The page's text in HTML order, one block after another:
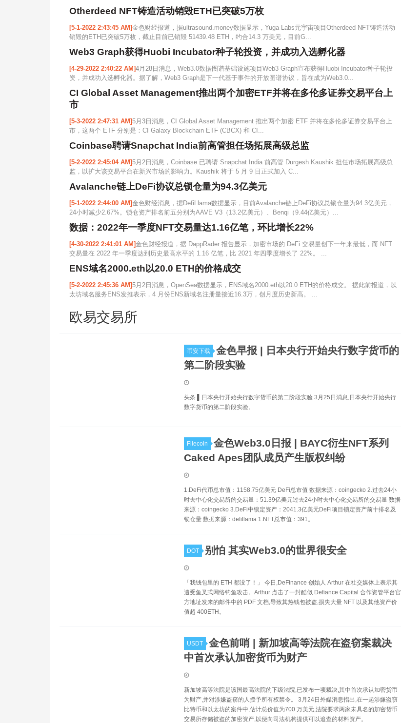
Otherdeed NFT铸造活动销毁ETH已突破5万枚
[5-1-2022 2:43:45 AM]金色财经报道，据ultrasound.money数据显示，Yuga Labs元宇宙项目Otherdeed NFT铸造活动
销毁的ETH已突破5万枚，截止目前已销毁 51439.48 ETH，约合14.3 万美元，目前G...
Web3 Graph获得Huobi Incubator种子轮投资，并成功入选孵化器
[4-29-2022 2:40:22 AM]4月28日消息，Web3.0数据图谱基础设施项目Web3 Graph宣布获得Huobi Incubator种子轮投
资，并成功入选孵化器。据了解，Web3 Graph是下一代基于事件的开放图谱协议，旨在成为Web3.0...
CI Global Asset Management推出两个加密ETF并将在多伦多证券交易平台上
市
[5-3-2022 2:47:31 AM]5月3日消息，CI Global Asset Management 推出两个加密 ETF 并将在多伦多证券交易平台上
市，这两个 ETF 分别是：CI Galaxy Blockchain ETF (CBCX) 和 CI...
Coinbase聘请Snapchat India前高管担任场拓展高级总监
[5-2-2022 2:45:04 AM]5月2日消息，Coinbase 已聘请 Snapchat India 前高管 Durgesh Kaushik 担任市场拓展高级总
监，以扩大该交易平台在新兴市场的影响力。Kaushik 将于 5 月 9 日正式加入 C...
Avalanche链上DeFi协议总锁仓量为94.3亿美元
[5-1-2022 2:44:00 AM]金色财经消息，据DefiLlama数据显示，目前Avalanche链上DeFi协议总锁仓量为94.3亿美元，
24小时减少2.67%。锁仓资产排名前五分别为AAVE V3（13.2亿美元）、Benqi（9.44亿美元）...
数据：2022年一季度NFT交易量达1.16亿笔，环比增长22%
[4-30-2022 2:41:01 AM]金色财经报道，据 DappRader 报告显示，加密市场的 DeFi 交易量创下一年来最低，而 NFT
交易量在 2022 年一季度达到历史最高水平的 1.16 亿笔，比 2021 年四季度增长了 22%。 ...
ENS域名2000.eth以20.0 ETH的价格成交
[5-2-2022 2:45:36 AM]5月2日消息，OpenSea数据显示，ENS域名2000.eth以20.0 ETH的价格成交。 据此前报道，以
太坊域名服务ENS发推表示，4 月份ENS新域名注册量接近16.3万，创月度历史新高。 ...
欧易交易所
币安下载
金色早报 | 日本央行开始央行数字货币的
第二阶段实验
头条 ▌日本央行开始央行数字货币的第二阶段实验 3月25日消息,日本央行开始央行
数字货币的第二阶段实验。
Filecoin
金色Web3.0日报 | BAYC衍生NFT系列
Caked Apes团队成员产生版权纠纷
1.DeFi代币总市值：1158.75亿美元 DeFi总市值 数据来源：coingecko 2.过去24小
时去中心化交易所的交易量：51.39亿美元过去24小时去中心化交易所的交易量 数据
来源：coingecko 3.DeFi中锁定资产：2041.3亿美元DeFi项目锁定资产前十排名及
锁仓量 数据来源：defillama 1.NFT总市值：391。
DOT 别怕 其实Web3.0的世界很安全
「我钱包里的 ETH 都没了！」 今日,DeFinance 创始人 Arthur 在社交媒体上表示其
遭受鱼叉式网络钓鱼攻击。Arthur 点击了一封酷似 Defiance Capital 合作资管平台官
方地址发来的邮件中的 PDF 文档,导致其热钱包被盗,损失大量 NFT 以及其他资产价
值超 400ETH。
USDT
金色前哨 | 新加坡高等法院在盗窃案裁决
中首次承认加密货币为财产
新加坡高等法院是该国最高法院的下级法院,已发布一项裁决,其中首次承认加密货币
为财产,并对涉嫌盗窃的人授予所有权禁令。 3月24日外媒消息指出,在一起涉嫌盗窃
比特币和以太坊的案件中,估计总价值为700 万美元,法院要求两家未具名的加密货币
交易所存储被盗的加密资产,以便向司法机构提供可以追查的材料资产。